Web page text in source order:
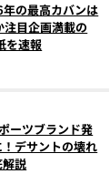
年の最高カバンは
目企画満載の
を速報
ーツブランド発
デサントの壊れ
説